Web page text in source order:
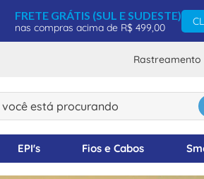
FRETE GRÁTIS (SUL E SUDESTE)
nas compras acima de R$ 499,00
Rastreamento
está procurando
EPI's Fios e Cabos